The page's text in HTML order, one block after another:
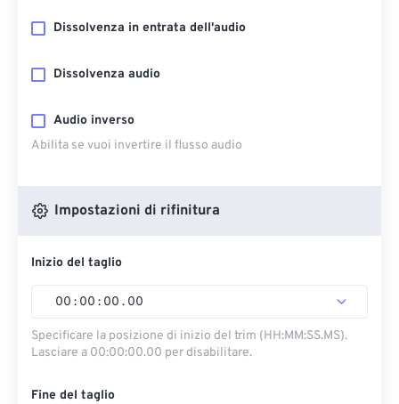
Dissolvenza in entrata dell'audio
Dissolvenza audio
Audio inverso
Abilita se vuoi invertire il flusso audio
Impostazioni di rifinitura
Inizio del taglio
00 : 00 : 00 . 00
Specificare la posizione di inizio del trim (HH:MM:SS.MS).
Lasciare a 00:00:00.00 per disabilitare.
Fine del taglio